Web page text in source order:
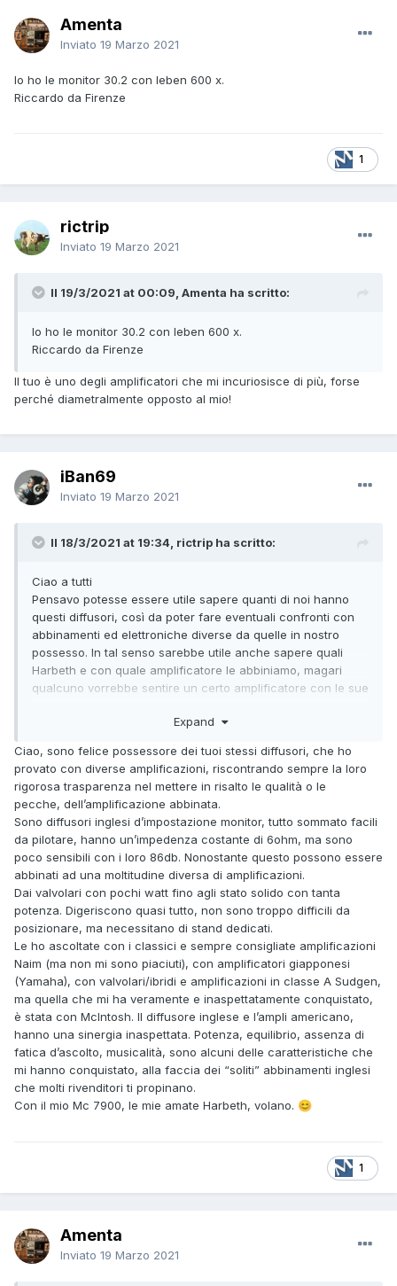
Amenta
Inviato 19 Marzo 2021
Io ho le monitor 30.2 con leben 600 x.
Riccardo da Firenze
1
rictrip
Inviato 19 Marzo 2021
Il 19/3/2021 at 00:09, Amenta ha scritto:
Io ho le monitor 30.2 con leben 600 x.
Riccardo da Firenze
Il tuo è uno degli amplificatori che mi incuriosisce di più, forse
perché diametralmente opposto al mio!
iBan69
Inviato 19 Marzo 2021
Il 18/3/2021 at 19:34, rictrip ha scritto:
Ciao a tutti
Pensavo potesse essere utile sapere quanti di noi hanno
questi diffusori, così da poter fare eventuali confronti con
abbinamenti ed elettroniche diverse da quelle in nostro
possesso. In tal senso sarebbe utile anche sapere quali
Harbeth e con quale amplificatore le abbiniamo, magari
qualcuno vorrebbe sentire un certo amplificatore con le sue
magari togliere la curiosità senza impazzire con 1000
Io ho le SHL5+ con un Hegel H390
Buona musica
Riccardo da Palermo
Expand
Ciao, sono felice possessore dei tuoi stessi diffusori, che ho
provato con diverse amplificazioni, riscontrando sempre la loro
rigorosa trasparenza nel mettere in risalto le qualità o le
pecche, dell’amplificazione abbinata.
Sono diffusori inglesi d’impostazione monitor, tutto sommato facili
da pilotare, hanno un’impedenza costante di 6ohm, ma sono
poco sensibili con i loro 86db. Nonostante questo possono essere
abbinati ad una moltitudine diversa di amplificazioni.
Dai valvolari con pochi watt fino agli stato solido con tanta
potenza. Digeriscono quasi tutto, non sono troppo difficili da
posizionare, ma necessitano di stand dedicati.
Le ho ascoltate con i classici e sempre consigliate amplificazioni
Naim (ma non mi sono piaciuti), con amplificatori giapponesi
(Yamaha), con valvolari/ibridi e amplificazioni in classe A Sudgen,
ma quella che mi ha veramente e inaspettatamente conquistato,
è stata con McIntosh. Il diffusore inglese e l’ampli americano,
hanno una sinergia inaspettata. Potenza, equilibrio, assenza di
fatica d’ascolto, musicalità, sono alcuni delle caratteristiche che
mi hanno conquistato, alla faccia dei “soliti” abbinamenti inglesi
che molti rivenditori ti propinano.
Con il mio Mc 7900, le mie amate Harbeth, volano. 😊
1
Amenta
Inviato 19 Marzo 2021